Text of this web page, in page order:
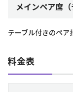
メインペア席（
テーブル付きのペア
料金表